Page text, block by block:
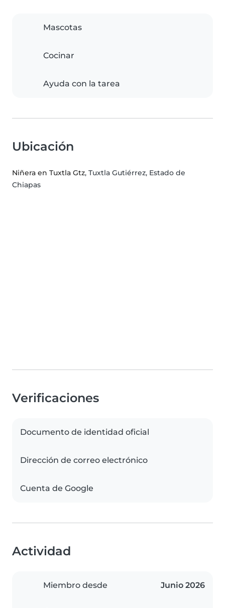
Mascotas
Cocinar
Ayuda con la tarea
Ubicación
Niñera en Tuxtla Gtz, Tuxtla Gutiérrez, Estado de
Chiapas
Verificaciones
Documento de identidad oficial
Dirección de correo electrónico
Cuenta de Google
Actividad
Miembro desde Junio 2026